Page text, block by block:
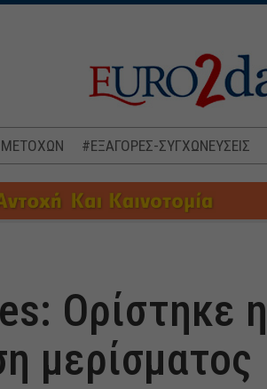
ΜΕΤΟΧΩΝ #ΕΞΑΓΟΡΕΣ-ΣΥΓΧΩΝΕΥΣΕΙΣ
Ορίστηκε
μερίσματος